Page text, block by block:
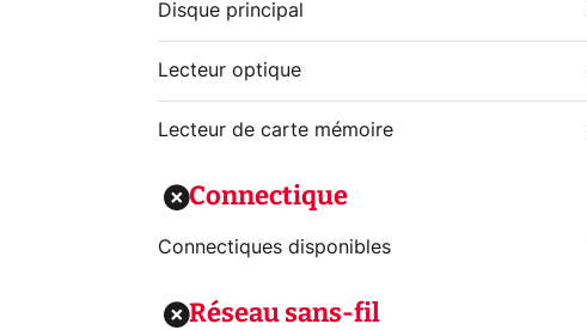
Disque principal
Lecteur optique
Lecteur de carte mémoire
Connectique
Connectiques disponibles
Réseau sans-fil